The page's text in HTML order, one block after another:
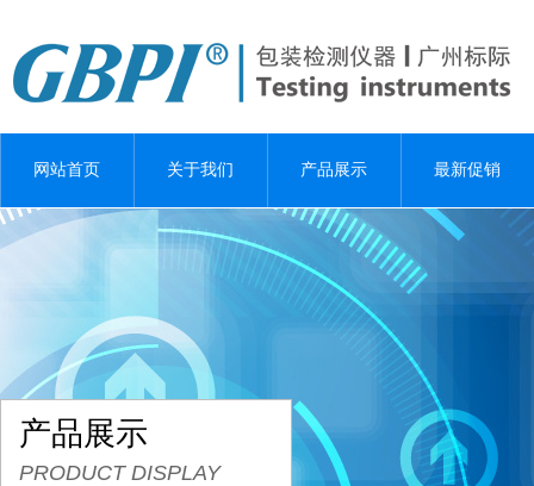
网站首页 关于我们 产品展示 最新促销
产品展示
PRODUCT DISPLAY